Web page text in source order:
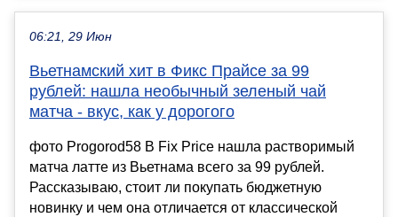
06:21, 29 Июн
Вьетнамский хит в Фикс Прайсе за 99
рублей: нашла необычный зеленый чай
матча - вкус, как у дорогого
фото Progorod58 В Fix Price нашла растворимый
матча латте из Вьетнама всего за 99 рублей.
Рассказываю, стоит ли покупать бюджетную
новинку и чем она отличается от классической